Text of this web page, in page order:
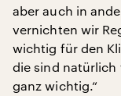
aber auch in
vernichten wir
wichtig für den
die sind natürlich
ganz wichtig.“